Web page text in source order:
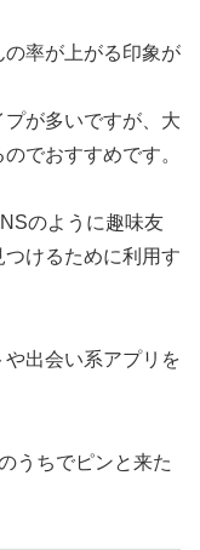
率が上がる印象が
が多いですが、大
でおすすめです。
のように趣味友
けるために利用す
出会い系アプリを
うちでピンと来た